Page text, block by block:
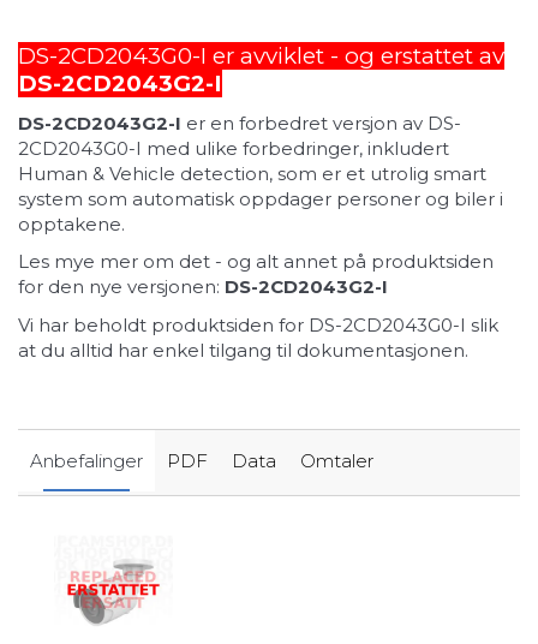
DS-2CD2043G0-I er avviklet - og erstattet av
DS-2CD2043G2-I
DS-2CD2043G2-I er en forbedret versjon av DS-
2CD2043G0-I med ulike forbedringer, inkludert
Human & Vehicle detection, som er et utrolig smart
system som automatisk oppdager personer og biler i
opptakene.
Les mye mer om det - og alt annet på produktsiden
for den nye versjonen: DS-2CD2043G2-I
Vi har beholdt produktsiden for DS-2CD2043G0-I slik
at du alltid har enkel tilgang til dokumentasjonen.
Anbefalinger PDF Data Omtaler